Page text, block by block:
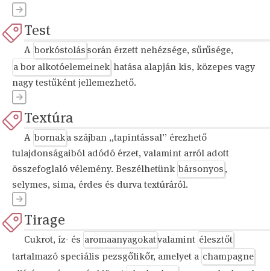
Test
A borkóstolássorán érzett nehézsége, sűrűsége,
a bor alkotóelemeinek hatása alapján kis, közepes vagy
nagy testűként jellemezhető.
Textúra
A bornaka szájban „tapintással” érezhető
tulajdonságaiból adódó érzet, valamint arról adott
összefoglaló vélemény. Beszélhetünk bársonyos,
selymes, sima, érdes és durva textúráról.
Tirage
Cukrot, íz- és aromaanyagokatvalamint élesztőt
tartalmazó speciális pezsgőlikőr, amelyet a champagne